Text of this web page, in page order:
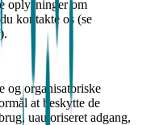
oplysninger om
kontakte os (se
og organisatoriske
at beskytte de
uautoriseret adgang,